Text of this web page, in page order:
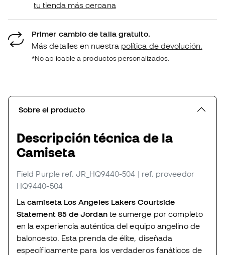
tu tienda más cercana
Primer cambio de talla gratuito.
Más detalles en nuestra política de devolución.
*No aplicable a productos personalizados.
Sobre el producto
Descripción técnica de la
Camiseta
Field Purple ref. JR_HQ9440-504 | ref. proveedor
HQ9440-504
Lacamiseta Los Angeles Lakers Courtside
Statement 85 de Jordante sumerge por completo
en la experiencia auténtica del equipo angelino de
baloncesto. Esta prenda de élite, diseñada
específicamente para los verdaderos fanáticos de